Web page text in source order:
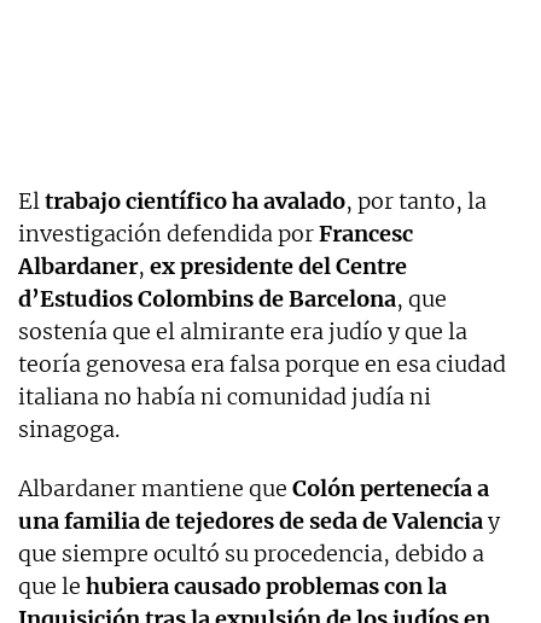
Eltrabajo científico ha avalado, por tanto, la
investigación defendida porFrancesc
Albardaner, ex presidente del Centre
d’Estudios Colombins de Barcelona, que
sostenía que el almirante era judío y que la
teoría genovesa era falsa porque en esa ciudad
italiana no había ni comunidad judía ni
sinagoga.
Albardaner mantiene que Colón pertenecía a
una familia de tejedores de seda de Valenciay
que siempre ocultó su procedencia, debido a
que le hubiera causado problemas con la